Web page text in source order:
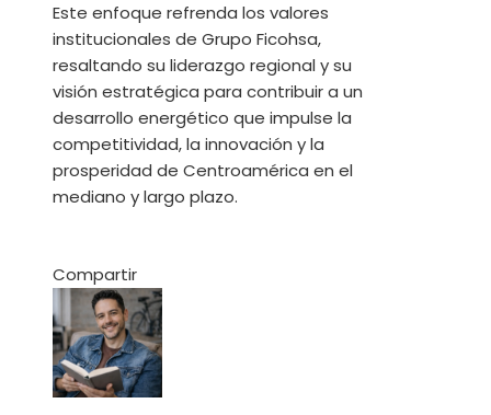
Este enfoque refrenda los valores
institucionales de Grupo Ficohsa,
resaltando su liderazgo regional y su
visión estratégica para contribuir a un
desarrollo energético que impulse la
competitividad, la innovación y la
prosperidad de Centroamérica en el
mediano y largo plazo.
Compartir
Facebook
Twitter
LinkedIn
Pinterest
Stumbleupon
Email